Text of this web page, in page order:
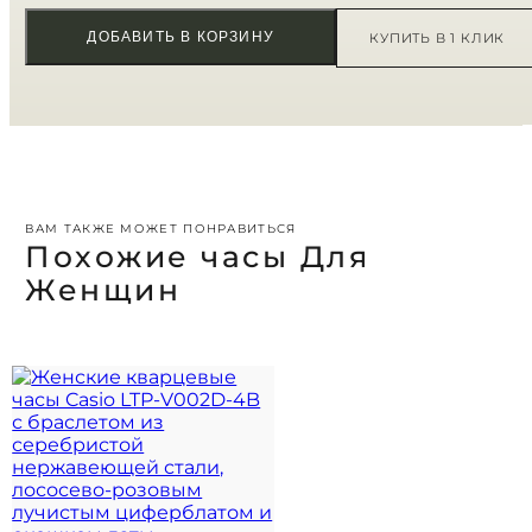
ДОБАВИТЬ В КОРЗИНУ КУПИТЬ В 1 КЛИК
ВАМ ТАКЖЕ МОЖЕТ ПОНРАВИТЬСЯ
Похожие часы Для
Женщин